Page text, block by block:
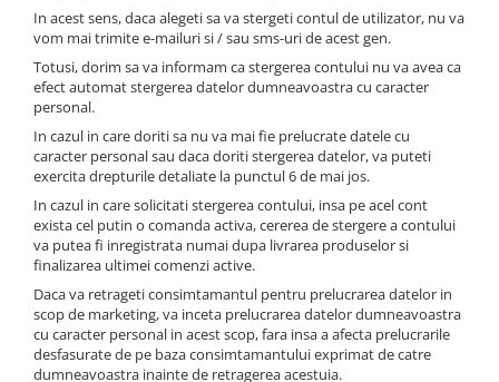
In acest sens, daca alegeti sa va stergeti contul de utilizator, nu va
vom mai trimite e-mailuri si / sau sms-uri de acest gen.
Totusi, dorim sa va informam ca stergerea contului nu va avea ca
efect automat stergerea datelor dumneavoastra cu caracter
personal.
In cazul in care doriti sa nu va mai fie prelucrate datele cu
caracter personal sau daca doriti stergerea datelor, va puteti
exercita drepturile detaliate la punctul 6 de mai jos.
In cazul in care solicitati stergerea contului, insa pe acel cont
exista cel putin o comanda activa, cererea de stergere a contului
va putea fi inregistrata numai dupa livrarea produselor si
finalizarea ultimei comenzi active.
Daca va retrageti consimtamantul pentru prelucrarea datelor in
scop de marketing, va inceta prelucrarea datelor dumneavoastra
cu caracter personal in acest scop, fara insa a afecta prelucrarile
desfasurate de pe baza consimtamantului exprimat de catre
dumneavoastra inainte de retragerea acestuia.